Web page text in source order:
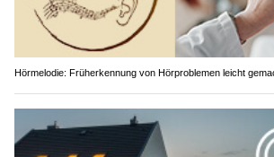
Hörmelodie: Früherkennung von Hörproblemen leicht